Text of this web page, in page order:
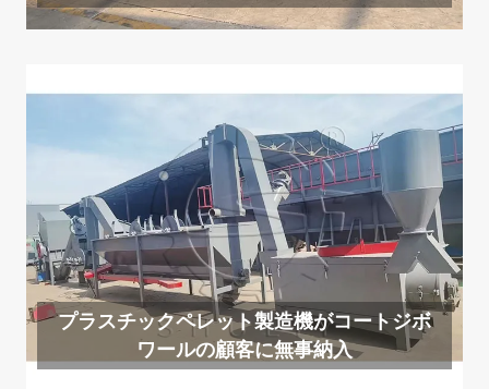
プラスチックペレット製造機がコートジボ
ワールの顧客に無事納入